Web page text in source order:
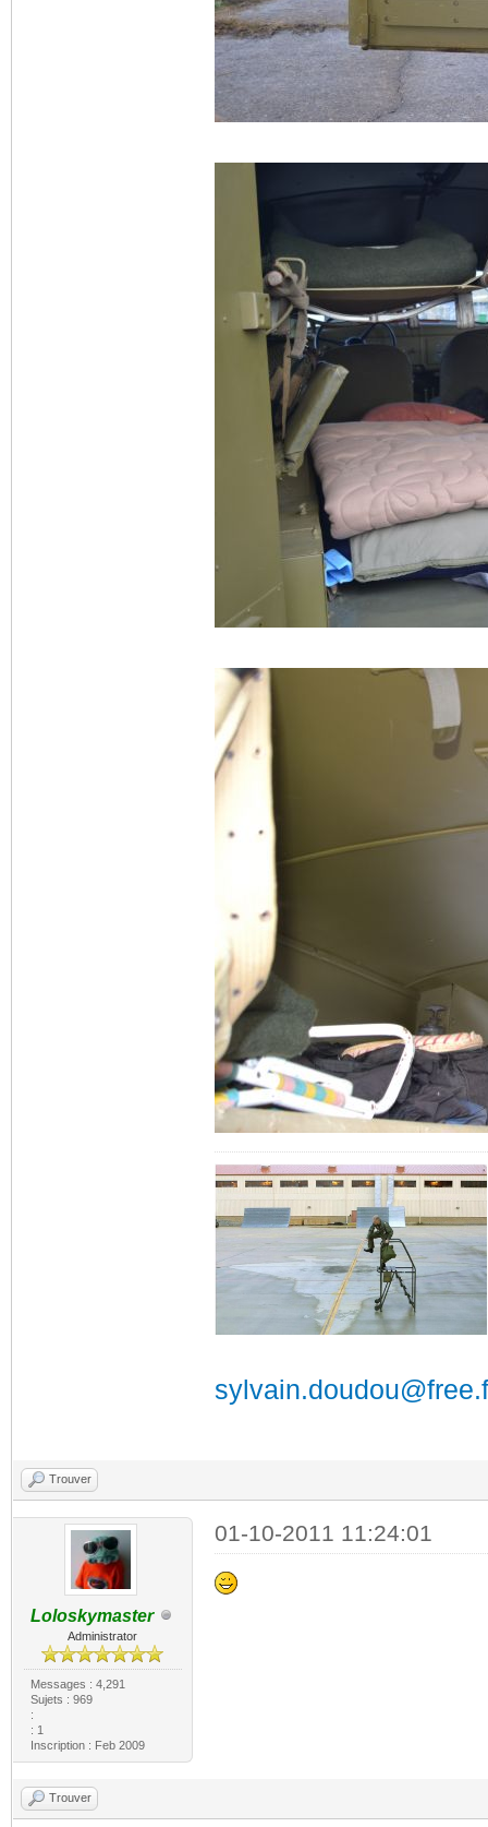
Trouver
Loloskymaster
Administrator
Messages : 4,291
Sujets : 969
:
: 1
Inscription : Feb 2009
01-10-2011 11:24:01
Trouver